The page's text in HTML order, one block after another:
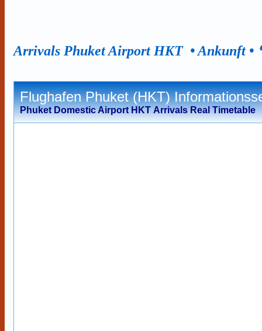
Arrivals Phuket Airport HKT • Ankunft •
Flughafen Phuket (HKT)
Phuket Domestic Airport HKT Arrivals Real Timetable